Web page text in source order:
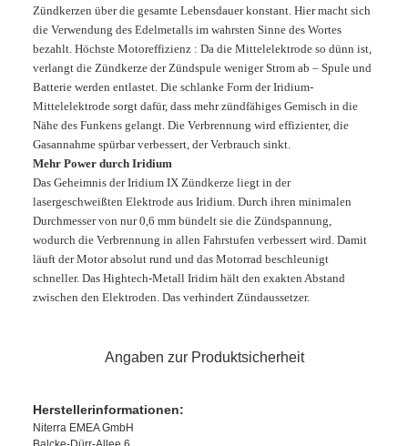
Zündkerzen über die gesamte Lebensdauer konstant. Hier macht sich
die Verwendung des Edelmetalls im wahrsten Sinne des Wortes
bezahlt. Höchste Motoreffizienz : Da die Mittelelektrode so dünn ist,
verlangt die Zündkerze der Zündspule weniger Strom ab – Spule und
Batterie werden entlastet. Die schlanke Form der Iridium-
Mittelelektrode sorgt dafür, dass mehr zündfähiges Gemisch in die
Nähe des Funkens gelangt. Die Verbrennung wird effizienter, die
Gasannahme spürbar verbessert, der Verbrauch sinkt.
Mehr Power durch Iridium
Das Geheimnis der Iridium IX Zündkerze liegt in der
lasergeschweißten Elektrode aus Iridium. Durch ihren minimalen
Durchmesser von nur 0,6 mm bündelt sie die Zündspannung,
wodurch die Verbrennung in allen Fahrstufen verbessert wird. Damit
läuft der Motor absolut rund und das Motorrad beschleunigt
schneller. Das Hightech-Metall Iridim hält den exakten Abstand
zwischen den Elektroden. Das verhindert Zündaussetzer.
Angaben zur Produktsicherheit
Herstellerinformationen:
Niterra EMEA GmbH